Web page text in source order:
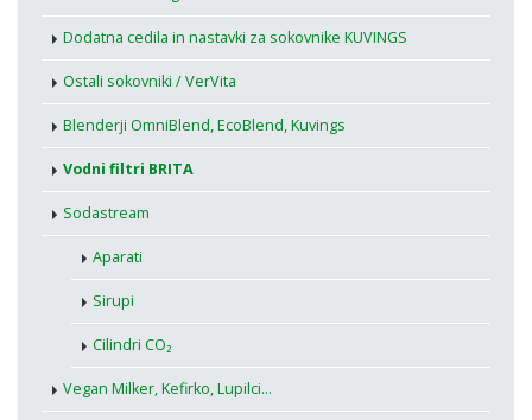
Dodatna cedila in nastavki za sokovnike KUVINGS
Ostali sokovniki / VerVita
Blenderji OmniBlend, EcoBlend, Kuvings
Vodni filtri BRITA
Sodastream
Aparati
Sirupi
Cilindri CO₂
Vegan Milker, Kefirko, Lupilci...